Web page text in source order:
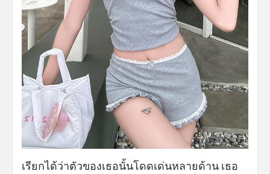
เรียกได้ว่าตัวของเธอนั้นโดดเด่นหลายด้าน เธอ